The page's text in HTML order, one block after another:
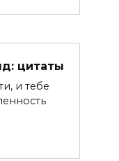
цитаты
и тебе